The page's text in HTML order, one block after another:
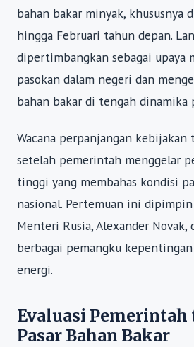
bahan bakar minyak, khususnya
hingga Februari tahun depan.
dipertimbangkan sebagai upaya
pasokan dalam negeri dan
bahan bakar di tengah dinamika
Wacana perpanjangan
setelah pemerintah menggelar
tinggi yang membahas kondisi
nasional. Pertemuan ini
Menteri Rusia, Alexander
berbagai pemangku
energi.
Evaluasi Pemerintah
Pasar Bahan Bakar